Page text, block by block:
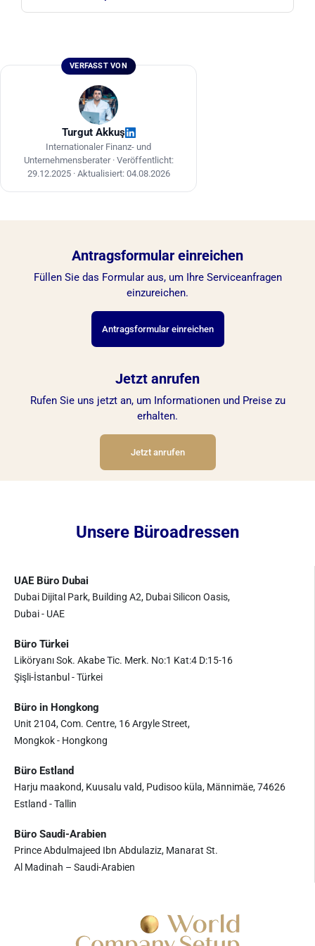
zeitkritischen Sendungen bevorzugt wird.
regelmäßigem, hohem Handelsvolumen
profitieren jedoch häufig von einer Handels- oder
Freihandelszonenfirma, die Zollverfahren
beschleunigt und Inkasso über ein lokales
Bankkonto ermöglicht.
VERFASST VON
Turgut Akkuş
Internationaler Finanz- und
Unternehmensberater · Veröffentlicht:
29.12.2025· Aktualisiert: 04.08.2026
Antragsformular einreichen
Füllen Sie das Formular aus, um Ihre Serviceanfragen
einzureichen.
Antragsformular einreichen
Jetzt anrufen
Rufen Sie uns jetzt an, um Informationen und Preise zu
erhalten.
Jetzt anrufen
Unsere Büroadressen
UAE Büro Dubai
Dubai Dijital Park, Building A2, Dubai Silicon Oasis,
Dubai - UAE
Büro Türkei
Liköryanı Sok. Akabe Tic. Merk. No:1 Kat:4 D:15-16
Şişli-İstanbul - Türkei
Büro in Hongkong
Unit 2104, Com. Centre, 16 Argyle Street,
Mongkok - Hongkong
Büro Estland
Harju maakond, Kuusalu vald, Pudisoo küla, Männimäe, 74626
Estland - Tallin
Büro Saudi-Arabien
Prince Abdulmajeed Ibn Abdulaziz, Manarat St.
Al Madinah – Saudi-Arabien